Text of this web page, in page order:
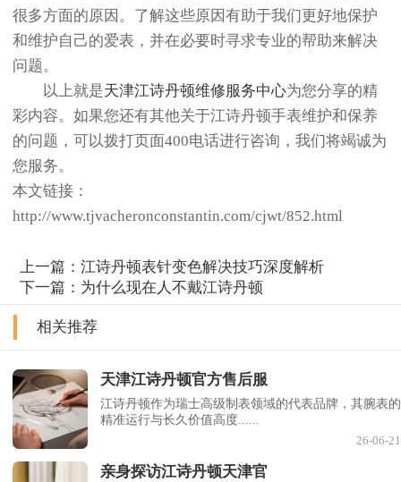
很多方面的原因。了解这些原因有助于我们更好地保护
和维护自己的爱表，并在必要时寻求专业的帮助来解决
问题。
以上就是天津江诗丹顿维修服务中心为您分享的精
彩内容。如果您还有其他关于江诗丹顿手表维护和保养
的问题，可以拨打页面400电话进行咨询，我们将竭诚为
您服务。
本文链接：
http://www.tjvacheronconstantin.com/cjwt/852.html
上一篇：江诗丹顿表针变色解决技巧深度解析
下一篇： 为什么现在人不戴江诗丹顿
相关推荐
天津江诗丹顿官方售后服
江诗丹顿作为瑞士高级制表领域的代表品牌，其腕表的
精准运行与长久价值高度......
26-06-21
亲身探访江诗丹顿天津官